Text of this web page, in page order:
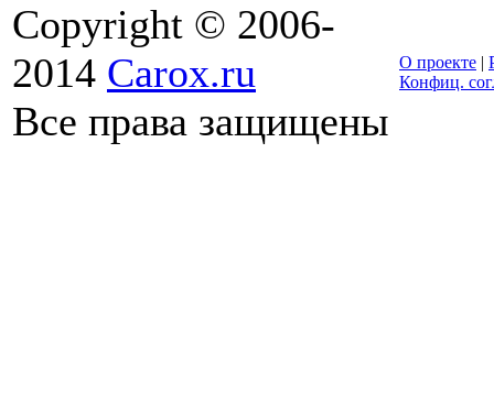
Copyright © 2006-
2014 Carox.ru
Все права защищены
О проекте |
Конфиц.